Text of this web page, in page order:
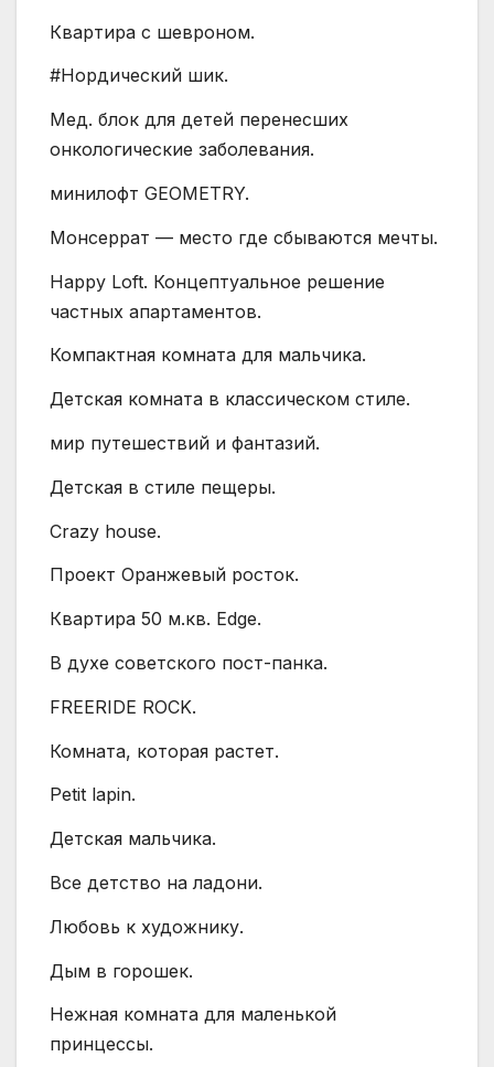
Квартира с шевроном.
#Нордический шик.
Мед. блок для детей перенесших
онкологические заболевания.
минилофт GEOMETRY.
Монсеррат — место где сбываются мечты.
Happy Loft. Концептуальное решение
частных апартаментов.
Компактная комната для мальчика.
Детская комната в классическом стиле.
мир путешествий и фантазий.
Детская в стиле пещеры.
Crazy house.
Проект Оранжевый росток.
Квартира 50 м.кв. Edge.
В духе советского пост-панка.
FREERIDE ROCK.
Комната, которая растет.
Petit lapin.
Детская мальчика.
Все детство на ладони.
Любовь к художнику.
Дым в горошек.
Нежная комната для маленькой
принцессы.